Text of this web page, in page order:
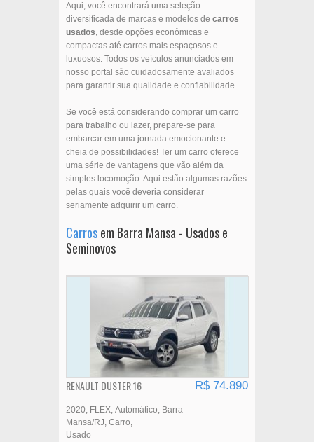
Aqui, você encontrará uma seleção
diversificada de marcas e modelos de carros
usados, desde opções econômicas e
compactas até carros mais espaçosos e
luxuosos. Todos os veículos anunciados em
nosso portal são cuidadosamente avaliados
para garantir sua qualidade e confiabilidade.
Se você está considerando comprar um carro
para trabalho ou lazer, prepare-se para
embarcar em uma jornada emocionante e
cheia de possibilidades! Ter um carro oferece
uma série de vantagens que vão além da
simples locomoção. Aqui estão algumas razões
pelas quais você deveria considerar
seriamente adquirir um carro.
Carrosem Barra Mansa - Usados e
Seminovos
RENAULT DUSTER 16 R$ 74.890
2020 FLEX Automático
Barra
Mansa/RJ Carro
Usado